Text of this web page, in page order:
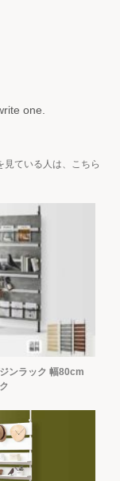
one.
見ている人は、こちら
ンラック 幅80cm